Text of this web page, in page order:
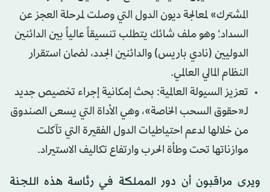
المشترك» لمعالجة ديون الدول التي وصلت لمرحلة العجز عن
السداد؛ وهو ملف شائك يتطلب تنسيقاً عالياً بين الدائنين
الدوليين (نادي باريس) والدائنين الجدد، لضمان استقرار
النظام المالي العالمي.
تعزيز السيولة العالمية: بحث إمكانية إجراء تخصيص جديد
لـ«حقوق السحب الخاصة»، وهي الأداة التي يسعى الصندوق
من خلالها لدعم احتياطيات الدول الفقيرة التي تآكلت
موازناتها تحت وطأة الحرب وارتفاع تكاليف الاستيراد.
ويرى مراقبون أن دور المملكة في رئاسة هذه اللجنة